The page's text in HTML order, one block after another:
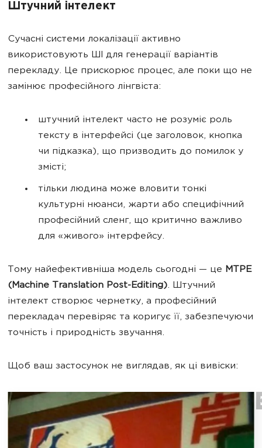
Штучний інтелект
Сучасні системи локалізації активно
використовують ШІ для генерації варіантів
перекладу. Це прискорює процес, але поки що не
замінює професійного лінгвіста:
штучний інтелект часто не розуміє роль
тексту в інтерфейсі (це заголовок, кнопка
чи підказка), що призводить до помилок у
змісті;
тільки людина може вловити тонкі
культурні нюанси, жарти або специфічний
професійний сленг, що критично важливо
для «живого» інтерфейсу.
Тому найефективніша модель сьогодні — це MTPE
(Machine Translation Post-Editing). Штучний
інтелект створює чернетку, а професійний
перекладач перевіряє та коригує її, забезпечуючи
точність і природність звучання.
Щоб ваш застосунок не виглядав, як ці вивіски: